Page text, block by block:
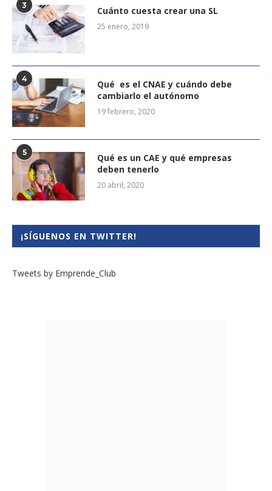
3 Cuánto cuesta crear una SL
25 enero, 2019
4
Qué es el CNAE y cuándo debe
cambiarlo el autónomo
19 febrero, 2020
5
Qué es un CAE y qué empresas
deben tenerlo
20 abril, 2020
¡SÍGUENOS EN TWITTER!
Tweets by Emprende_Club